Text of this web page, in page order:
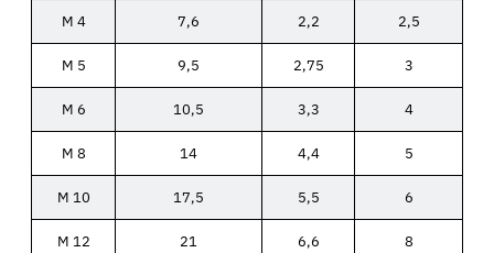
M 4 7,6 2,2 2,5
M 5 9,5 2,75 3
M 6 10,5 3,3 4
M 8 14 4,4 5
M 10 17,5 5,5 6
M 12 21 6,6 8